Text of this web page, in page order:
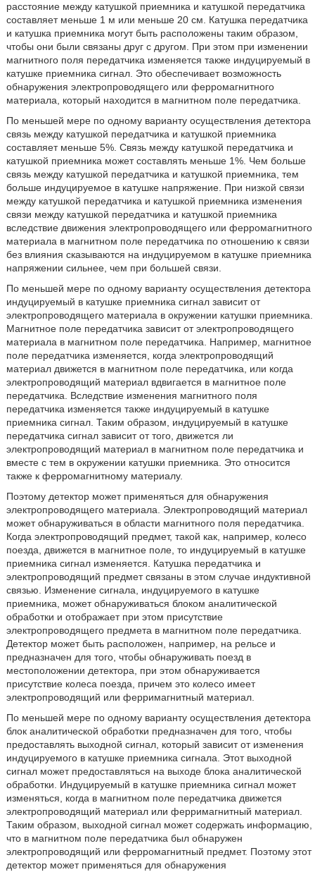
расстояние между катушкой приемника и катушкой передатчика
составляет меньше 1 м или меньше 20 см. Катушка передатчика
и катушка приемника могут быть расположены таким образом,
чтобы они были связаны друг с другом. При этом при изменении
магнитного поля передатчика изменяется также индуцируемый в
катушке приемника сигнал. Это обеспечивает возможность
обнаружения электропроводящего или ферромагнитного
материала, который находится в магнитном поле передатчика.
По меньшей мере по одному варианту осуществления детектора
связь между катушкой передатчика и катушкой приемника
составляет меньше 5%. Связь между катушкой передатчика и
катушкой приемника может составлять меньше 1%. Чем больше
связь между катушкой передатчика и катушкой приемника, тем
больше индуцируемое в катушке напряжение. При низкой связи
между катушкой передатчика и катушкой приемника изменения
связи между катушкой передатчика и катушкой приемника
вследствие движения электропроводящего или ферромагнитного
материала в магнитном поле передатчика по отношению к связи
без влияния сказываются на индуцируемом в катушке приемника
напряжении сильнее, чем при большей связи.
По меньшей мере по одному варианту осуществления детектора
индуцируемый в катушке приемника сигнал зависит от
электропроводящего материала в окружении катушки приемника.
Магнитное поле передатчика зависит от электропроводящего
материала в магнитном поле передатчика. Например, магнитное
поле передатчика изменяется, когда электропроводящий
материал движется в магнитном поле передатчика, или когда
электропроводящий материал вдвигается в магнитное поле
передатчика. Вследствие изменения магнитного поля
передатчика изменяется также индуцируемый в катушке
приемника сигнал. Таким образом, индуцируемый в катушке
передатчика сигнал зависит от того, движется ли
электропроводящий материал в магнитном поле передатчика и
вместе с тем в окружении катушки приемника. Это относится
также к ферромагнитному материалу.
Поэтому детектор может применяться для обнаружения
электропроводящего материала. Электропроводящий материал
может обнаруживаться в области магнитного поля передатчика.
Когда электропроводящий предмет, такой как, например, колесо
поезда, движется в магнитное поле, то индуцируемый в катушке
приемника сигнал изменяется. Катушка передатчика и
электропроводящий предмет связаны в этом случае индуктивной
связью. Изменение сигнала, индуцируемого в катушке
приемника, может обнаруживаться блоком аналитической
обработки и отображает при этом присутствие
электропроводящего предмета в магнитном поле передатчика.
Детектор может быть расположен, например, на рельсе и
предназначен для того, чтобы обнаруживать поезд в
местоположении детектора, при этом обнаруживается
присутствие колеса поезда, причем это колесо имеет
электропроводящий или ферримагнитный материал.
По меньшей мере по одному варианту осуществления детектора
блок аналитической обработки предназначен для того, чтобы
предоставлять выходной сигнал, который зависит от изменения
индуцируемого в катушке приемника сигнала. Этот выходной
сигнал может предоставляться на выходе блока аналитической
обработки. Индуцируемый в катушке приемника сигнал может
изменяться, когда в магнитном поле передатчика движется
электропроводящий материал или ферримагнитный материал.
Таким образом, выходной сигнал может содержать информацию,
что в магнитном поле передатчика был обнаружен
электропроводящий или ферромагнитный предмет. Поэтому этот
детектор может применяться для обнаружения